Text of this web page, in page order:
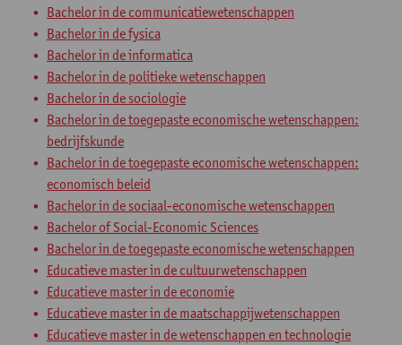
Bachelor in de communicatiewetenschappen
Bachelor in de fysica
Bachelor in de informatica
Bachelor in de politieke wetenschappen
Bachelor in de sociologie
Bachelor in de toegepaste economische wetenschappen:
bedrijfskunde
Bachelor in de toegepaste economische wetenschappen:
economisch beleid
Bachelor in de sociaal-economische wetenschappen
Bachelor of Social-Economic Sciences
Bachelor in de toegepaste economische wetenschappen
Educatieve master in de cultuurwetenschappen
Educatieve master in de economie
Educatieve master in de maatschappijwetenschappen
Educatieve master in de wetenschappen en technologie